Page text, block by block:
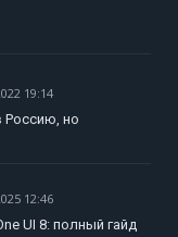
19:14
Россию, но
12:46
UI 8: полный гайд